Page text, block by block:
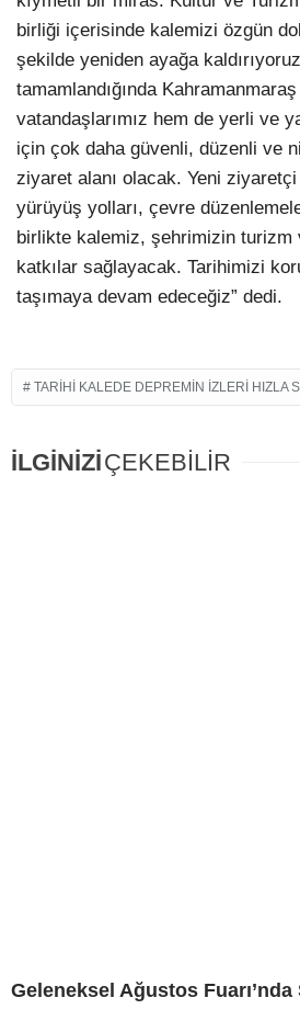
birliği içerisinde kalemizi özgün
şekilde yeniden ayağa
tamamlandığında
vatandaşlarımız hem de yerli ve
için çok daha güvenli, düzenli ve
ziyaret alanı olacak. Yeni
yürüyüş yolları, çevre
birlikte kalemiz, şehrimizin turizm
katkılar sağlayacak. Tarihimizi
taşımaya devam edeceğiz” dedi.
TARIHI KALEDE DEPREMIN İZLERI HIZLA
İLGİNİZİÇEKEBİLİR
Geleneksel Ağustos Fuarı’nda